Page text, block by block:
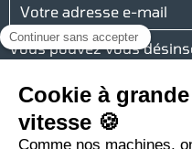
Vous pouvez vous
les conditions d'utilisation
Réseaux sociaux